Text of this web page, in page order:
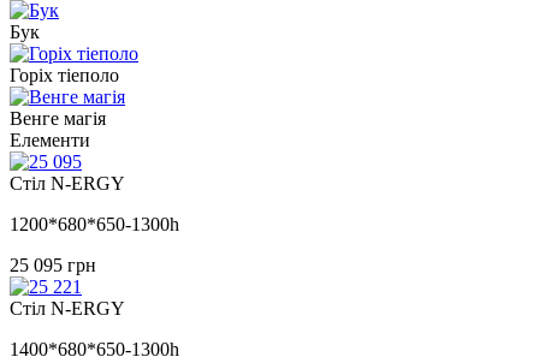
Бук
Горіх тіеполо
Венге магія
Елементи
Стіл N-ERGY
1200*680*650-1300h
25 095 грн
Стіл N-ERGY
1400*680*650-1300h